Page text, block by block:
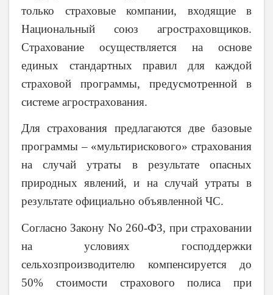
только страховые компании, входящие в
Национальный союз агростраховщиков.
Страхование осуществляется на основе
единых стандартных правил для каждой
страховой программы, предусмотренной в
системе агрострахования.
Для страхования предлагаются две базовые
программы – «мультирискового» страхования
на случай утраты в результате опасных
природных явлений, и на случай утраты в
результате официально объявленной ЧС.
Согласно Закону No 260-ФЗ, при страховании
на условиях господдержки
сельхозпроизводителю компенсируется до
50% стоимости страхового полиса при